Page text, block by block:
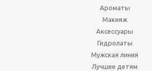
Ароматы
Макияж
Аксессуары
Гидролаты
Мужская линия
Лучшее детям